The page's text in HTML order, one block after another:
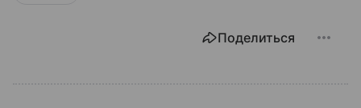
Поделиться